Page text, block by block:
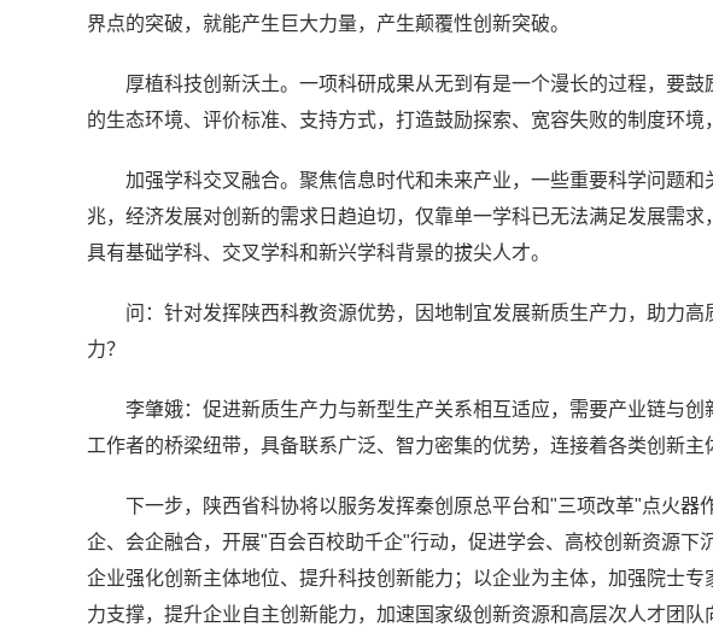
界点的突破，就能产生巨大力量，产生颠覆性创新突破。
厚植科技创新沃土。一项科研成果从无到有是一个漫长的过程，要
的生态环境、评价标准、支持方式，打造鼓励探索、宽容失败的制度环境
加强学科交叉融合。聚焦信息时代和未来产业，一些重要科学问题
兆，经济发展对创新的需求日趋迫切，仅靠单一学科已无法满足发展需
具有基础学科、交叉学科和新兴学科背景的拔尖人才。
问：针对发挥陕西科教资源优势，因地制宜发展新质生产力，助力
力？
李肇娥：促进新质生产力与新型生产关系相互适应，需要产业链与
工作者的桥梁纽带，具备联系广泛、智力密集的优势，连接着各类创新主
下一步，陕西省科协将以服务发挥秦创原总平台和"三项改革"点火
企、会企融合，开展"百会百校助千企"行动，促进学会、高校创新资源下
企业强化创新主体地位、提升科技创新能力；以企业为主体，加强院士
力支撑，提升企业自主创新能力，加速国家级创新资源和高层次人才团队